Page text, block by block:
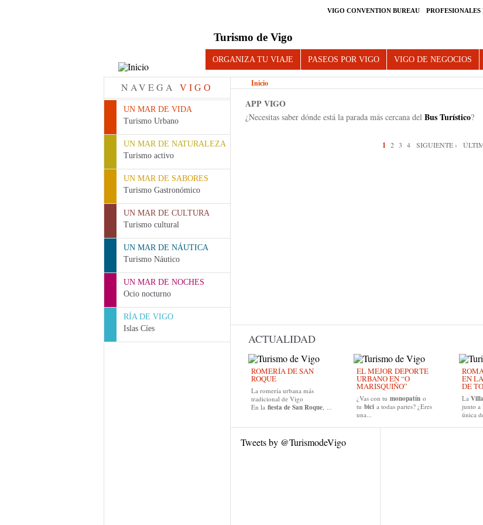
VIGO CONVENTION BUREAU PROFESIONALES
Turismo de Vigo
ORGANIZA TU VIAJE PASEOS POR VIGO VIGO DE NEGOCIOS
NAVEGA VIGO
UN MAR DE VIDA
Turismo Urbano
UN MAR DE NATURALEZA
Turismo activo
UN MAR DE SABORES
Turismo Gastronómico
UN MAR DE CULTURA
Turismo cultural
UN MAR DE NÁUTICA
Turismo Náutico
UN MAR DE NOCHES
Ocio nocturno
RÍA DE VIGO
Islas Cíes
Inicio
APP VIGO
¿Necesitas saber dónde está la parada más cercana del Bus Turístico?
1 2 3 4 SIGUIENTE ›
ACTUALIDAD
ROMERÍA DE SAN
ROQUE
La romería urbana más
tradicional de Vigo
En la fiesta de San Roque, ...
EL MEJOR DEPORTE
URBANO EN “O
MARISQUIÑO”
¿Vas con tu monopatín o
tu bici a todas partes? ¿Eres
una...
EN
DE
La
junto a
única
Tweets by @TurismodeVigo